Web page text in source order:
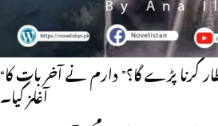
Ilyas
“مجھے کب تک جواب کا انتظار کرنا پڑے گا؟” دارم نے آخر بات کا
آغا‍ز کيا۔